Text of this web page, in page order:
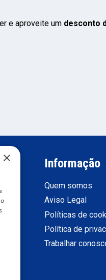
e aproveite um desconto
Informação
Quem somos
Aviso Legal
Políticas de
Política de
Trabalhar
×